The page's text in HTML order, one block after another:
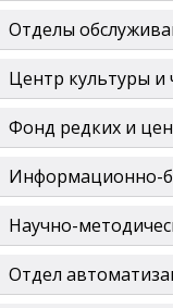
Отделы
Центр культуры и
Фонд редких и
Информационно-
Научно-
Отдел